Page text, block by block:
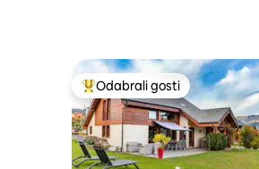
Među najviše rangiranima s
Odabrali gosti